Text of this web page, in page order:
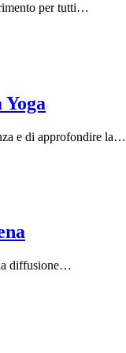
per tutti…
e di approfondire la…
la diffusione…